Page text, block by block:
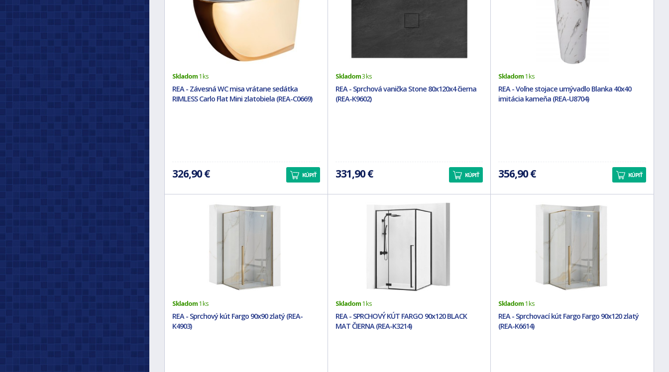
Skladom1 ks
REA - Závesná WC misa vrátane sedátka
RIMLESS Carlo Flat Mini zlatobiela (REA-C0669)
326,90 € KÚPIŤ
Skladom3 ks
REA - Sprchová vanička Stone 80x120x4 čierna
(REA-K9602)
331,90 € KÚPIŤ
Skladom1 ks
REA - Voľne stojace umývadlo Blanka 40x40
imitácia kameňa (REA-U8704)
356,90 € KÚPIŤ
Skladom1 ks
REA - Sprchový kút Fargo 90x90 zlatý (REA-
K4903)
Skladom1 ks
REA - SPRCHOVÝ KÚT FARGO 90x120 BLACK
MAT ČIERNA (REA-K3214)
Skladom1 ks
REA - Sprchovací kút Fargo Fargo 90x120 zlatý
(REA-K6614)